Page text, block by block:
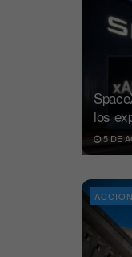
los
5 DE